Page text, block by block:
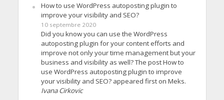
How to use WordPress autoposting plugin to
improve your visibility and SEO?
10 septembre 2020
Did you know you can use the WordPress
autoposting plugin for your content efforts and
improve not only your time management but your
business and visibility as well? The post How to
use WordPress autoposting plugin to improve
your visibility and SEO? appeared first on Meks.
Ivana Cirkovic